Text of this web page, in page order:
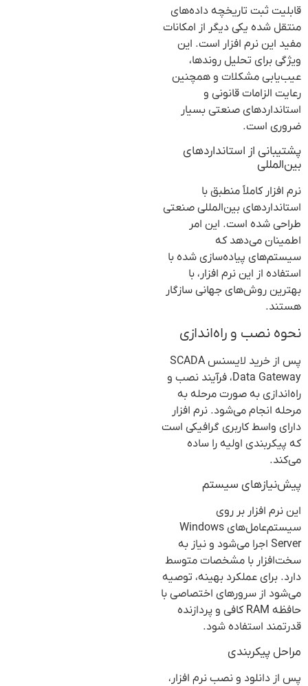
قابلیت ثبت تاریخچه داده‌های
منتقل شده یکی دیگر از امکانات
مفید این نرم افزار است. این
ویژگی برای تحلیل روندها،
عیب‌یابی مشکلات و همچنین
رعایت الزامات قانونی و
استانداردهای صنعتی بسیار
ضروری است.
پشتیبانی از استانداردهای
بین‌المللی
نرم افزار کاملاً منطبق با
استانداردهای بین‌المللی صنعتی
طراحی شده است. این امر
اطمینان می‌دهد که
سیستم‌های پیاده‌سازی شده با
استفاده از این نرم افزار، با
بهترین روش‌های جهانی سازگار
هستند.
نحوه نصب و راه‌اندازی
پس از خرید لایسنس SCADA
Data Gateway، فرآیند نصب و
راه‌اندازی به صورت مرحله به
مرحله انجام می‌شود. نرم افزار
دارای واسط کاربری گرافیکی است
که پیکربندی اولیه را ساده
می‌کند.
پیش‌نیازهای سیستم
این نرم افزار بر روی
سیستم‌عامل‌های Windows
Server اجرا می‌شود و نیاز به
سخت‌افزار با مشخصات متوسط
دارد. برای عملکرد بهینه، توصیه
می‌شود از سرورهای اختصاصی با
حافظه RAM کافی و پردازنده
قدرتمند استفاده شود.
مراحل پیکربندی
پس از دانلود و نصب نرم افزار،